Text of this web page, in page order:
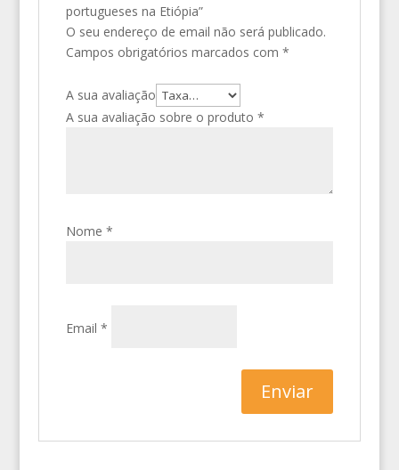
portugueses na Etiópia”
O seu endereço de email não será publicado.
Campos obrigatórios marcados com *
A sua avaliação
A sua avaliação sobre o produto *
Nome *
Email *